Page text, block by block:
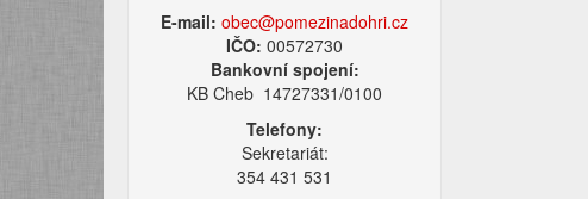
E-mail: obec@pomezinadohri.cz
IČO:00572730
Bankovní spojení:
KB Cheb 14727331/0100
Telefony:
Sekretariát:
354 431 531